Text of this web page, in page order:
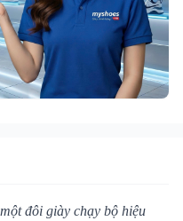
đôi giày chạy bộ hiệu